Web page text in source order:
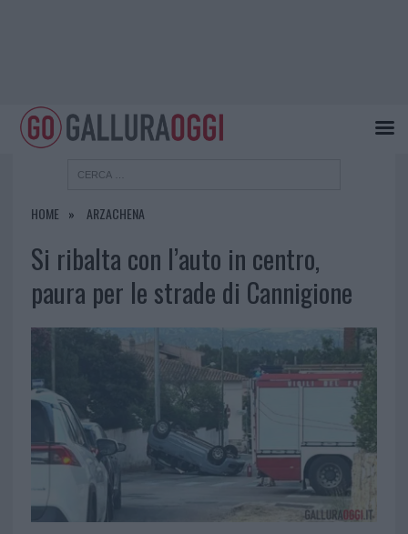
HOME ARZACHENA
Si ribalta con l’auto in centro,
paura per le strade di Cannigione